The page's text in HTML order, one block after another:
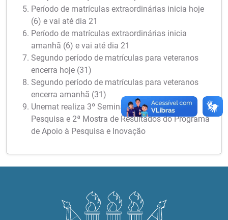
Período de matrículas extraordinárias inicia hoje
(6) e vai até dia 21
Período de matrículas extraordinárias inicia
amanhã (6) e vai até dia 21
Segundo período de matrículas para veteranos
encerra hoje (31)
Segundo período de matrículas para veteranos
encerra amanhã (31)
Unemat realiza 3º Seminário Meio Termo de
Pesquisa e 2ª Mostra de Resultados do Programa
de Apoio à Pesquisa e Inovação